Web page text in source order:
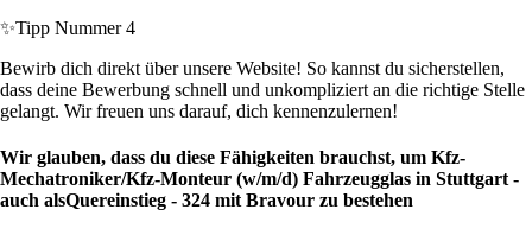
✨Tipp Nummer 4
Bewirb dich direkt über unsere Website! So kannst du sicherstellen,
dass deine Bewerbung schnell und unkompliziert an die richtige Stelle
gelangt. Wir freuen uns darauf, dich kennenzulernen!
Wir glauben, dass du diese Fähigkeiten brauchst, um Kfz-
Mechatroniker/Kfz-Monteur (w/m/d) Fahrzeugglas in Stuttgart -
auch alsQuereinstieg - 324 mit Bravour zu bestehen